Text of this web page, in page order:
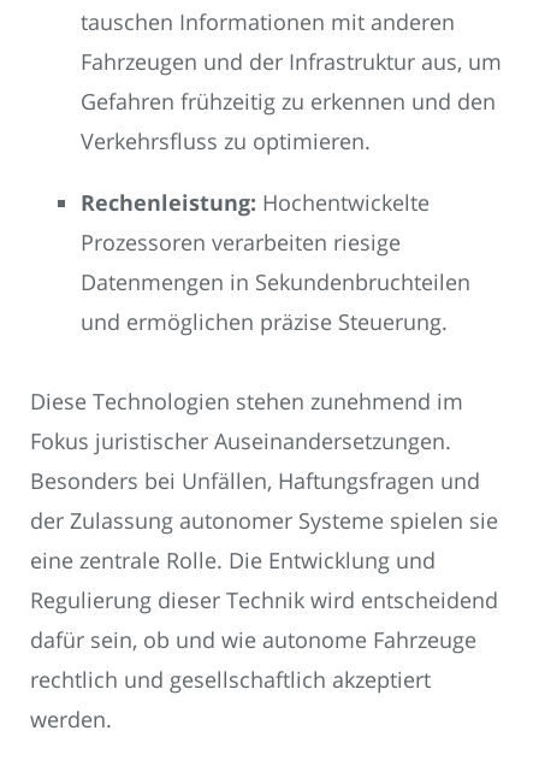
tauschen Informationen mit anderen
Fahrzeugen und der Infrastruktur aus, um
Gefahren frühzeitig zu erkennen und den
Verkehrsfluss zu optimieren.
Rechenleistung: Hochentwickelte
Prozessoren verarbeiten riesige
Datenmengen in Sekundenbruchteilen
und ermöglichen präzise Steuerung.
Diese Technologien stehen zunehmend im
Fokus juristischer Auseinandersetzungen.
Besonders bei Unfällen, Haftungsfragen und
der Zulassung autonomer Systeme spielen sie
eine zentrale Rolle. Die Entwicklung und
Regulierung dieser Technik wird entscheidend
dafür sein, ob und wie autonome Fahrzeuge
rechtlich und gesellschaftlich akzeptiert
werden.